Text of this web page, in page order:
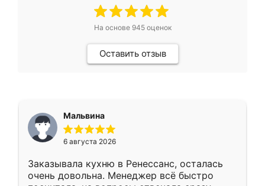
На основе 945оценок
Оставить отзыв
Мальвина
6 августа 2026
Заказывала кухню в Ренессанс, осталась
очень довольна. Менеджер всё быстро